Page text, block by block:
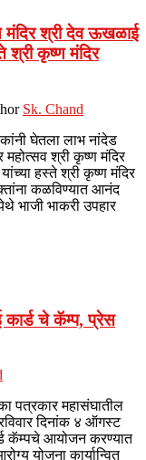
मंदिर श्री देव ऊखळाई
श्री कृष्ण मंदिर
Sk. Chand
घेतला लाभ नांदेड
महोत्सव श्री कृष्ण मंदिर
हस्ते श्री कृष्ण मंदिर
कळविण्यात आनंद
भाजी भाकरी उपहार
कार्ड चे कॅम्प, प्रेस
पत्रकार महासंघातील
दिनांक ४ ऑगस्ट
कॅम्पचे आयोजन करण्यात
योजना कार्यान्वित